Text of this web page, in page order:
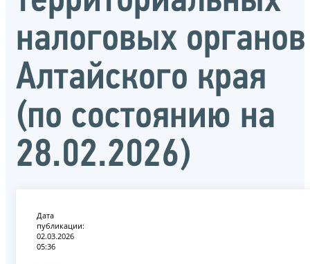
налоговых органов
Алтайского края
(по состоянию на
28.02.2026)
Дата
публикации:
02.03.2026
05:36